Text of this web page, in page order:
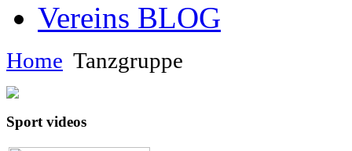
Vereins BLOG
Home Tanzgruppe
Sport videos